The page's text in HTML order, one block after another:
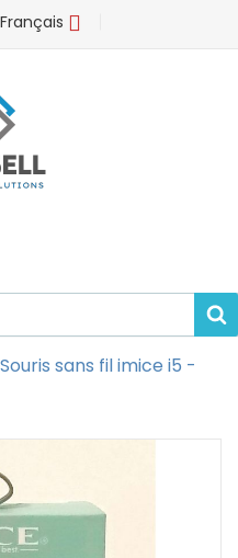
Français
Souris sans fil imice i5 -
save products in your wish